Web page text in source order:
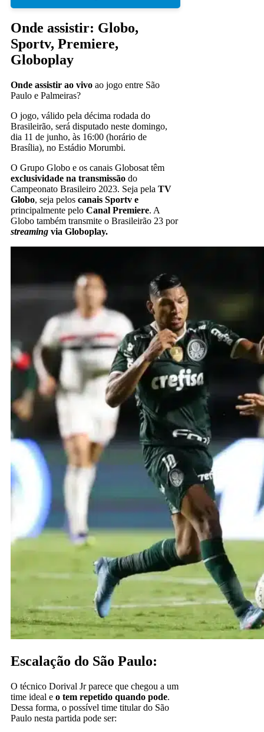
Onde assistir: Globo,
Sportv, Premiere,
Globoplay
Onde assistir ao vivo ao jogo entre São
Paulo e Palmeiras?
O jogo, válido pela décima rodada do
Brasileirão, será disputado neste domingo,
dia 11 de junho, às 16:00 (horário de
Brasília), no Estádio Morumbi.
O Grupo Globo e os canais Globosat têm
exclusividade na transmissão do
Campeonato Brasileiro 2023. Seja pela TV
Globo, seja pelos canais Sportv e
principalmente pelo Canal Premiere. A
Globo também transmite o Brasileirão 23 por
streaming via Globoplay.
Escalação do São Paulo:
O técnico Dorival Jr parece que chegou a um
time ideal e o tem repetido quando pode.
Dessa forma, o possível time titular do São
Paulo nesta partida pode ser: